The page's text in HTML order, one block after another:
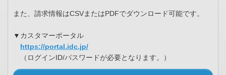
また、請求情報はCSVまたはPDFでダウンロード可能です。
▼カスタマーポータル
https://portal.idc.jp/
（ログインID/パスワードが必要となります。）